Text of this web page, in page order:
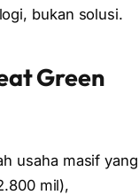
bukan solusi.
Green
usaha masif yang
mil),